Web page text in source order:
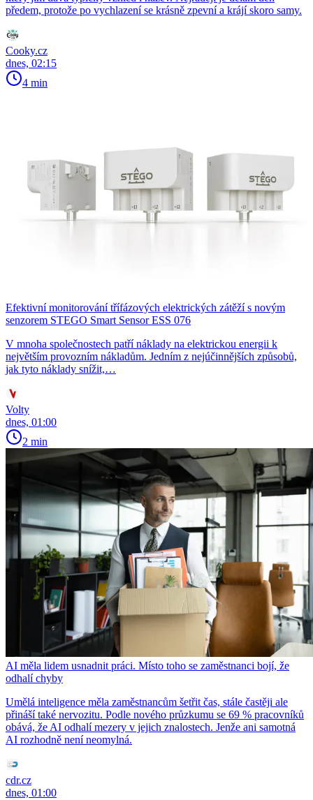
předem, protože po vychlazení se krásně zpevní a krájí skoro samy.
Cooky.cz
dnes, 02:15
4 min
Efektivní monitorování třífázových elektrických zátěží s novým
senzorem STEGO Smart Sensor ESS 076
V mnoha společnostech patří náklady na elektrickou energii k
největším provozním nákladům. Jedním z nejúčinnějších způsobů,
jak tyto náklady snížit,…
Volty
dnes, 01:00
2 min
AI měla lidem usnadnit práci. Místo toho se zaměstnanci bojí, že
odhalí chyby
Umělá inteligence měla zaměstnancům šetřit čas, stále častěji ale
přináší také nervozitu. Podle nového průzkumu se 69 % pracovníků
obává, že AI odhalí mezery v jejich znalostech. Jenže ani samotná
AI rozhodně není neomylná.
cdr.cz
dnes, 01:00